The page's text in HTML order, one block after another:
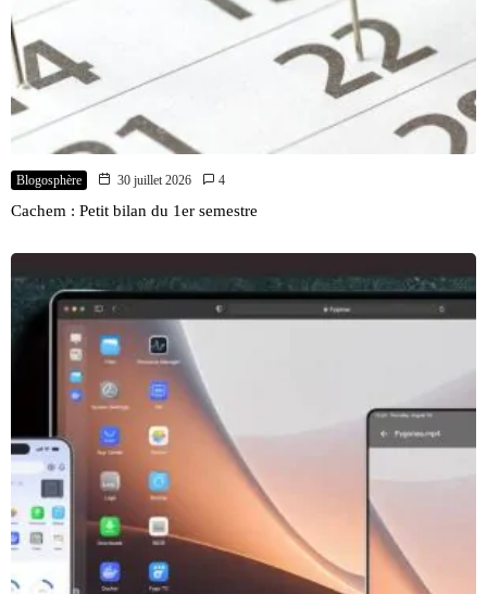
Blogosphère 30 juillet 2026 4
Cachem : Petit bilan du 1er semestre